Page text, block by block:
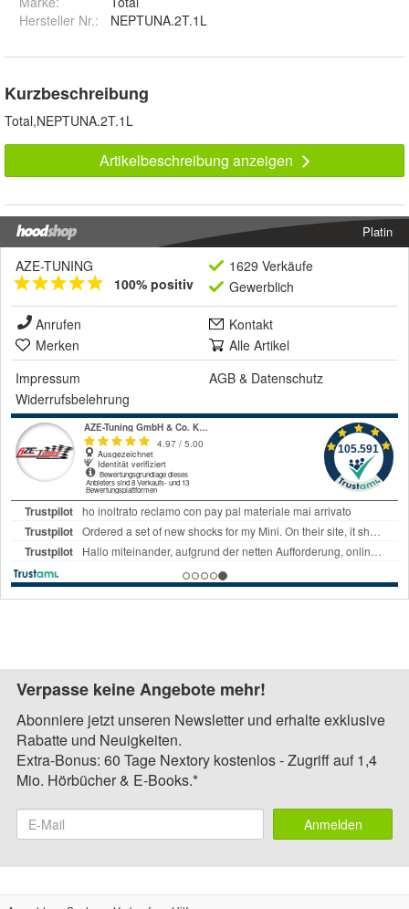
Hersteller Nr.:
NEPTUNA.2T.1L
Kurzbeschreibung
Total,NEPTUNA.2T.1L
Artikelbeschreibung anzeigen
Platin
AZE-TUNING
100% positiv
1629 Verkäufe
Gewerblich
Anrufen
Kontakt
Merken
Alle Artikel
Impressum
AGB & Datenschutz
Widerrufsbelehrung
Verpasse keine Angebote mehr!
Abonniere jetzt unseren Newsletter und erhalte exklusive
Rabatte und Neuigkeiten.
Extra-Bonus: 60 Tage Nextory kostenlos - Zugriff auf 1,4
Mio. Hörbücher & E-Books.*
Anmelden